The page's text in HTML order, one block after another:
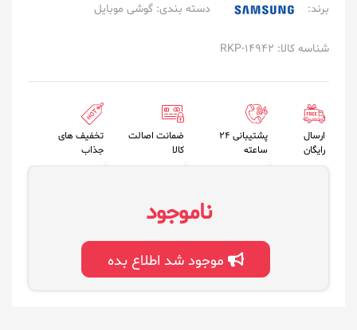
برند: دسته بندی: گوشی موبایل
شناسه کالا: RKP-14942
ارسال
رایگان
پشتیبانی 24
ساعته
ضمانت اصالت
کالا
تخفیف های
جذاب
ناموجود
موجود شد اطلاع بده